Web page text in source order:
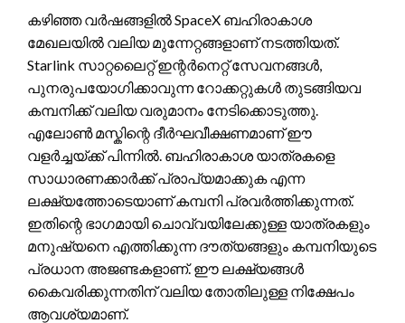
കഴിഞ്ഞ വർഷങ്ങളിൽ SpaceX ബഹിരാകാശ
മേഖലയിൽ വലിയ മുന്നേറ്റങ്ങളാണ് നടത്തിയത്.
Starlink സാറ്റലൈറ്റ് ഇന്റർനെറ്റ് സേവനങ്ങൾ,
പുനരുപയോഗിക്കാവുന്ന റോക്കറ്റുകൾ തുടങ്ങിയവ
കമ്പനിക്ക് വലിയ വരുമാനം നേടിക്കൊടുത്തു.
എലോൺ മസ്കിന്റെ ദീർഘവീക്ഷണമാണ് ഈ
വളർച്ചയ്ക്ക് പിന്നിൽ. ബഹിരാകാശ യാത്രകളെ
സാധാരണക്കാർക്ക് പ്രാപ്യമാക്കുക എന്ന
ലക്ഷ്യത്തോടെയാണ് കമ്പനി പ്രവർത്തിക്കുന്നത്.
ഇതിന്റെ ഭാഗമായി ചൊവ്വയിലേക്കുള്ള യാത്രകളും
മനുഷ്യനെ എത്തിക്കുന്ന ദൗത്യങ്ങളും കമ്പനിയുടെ
പ്രധാന അജണ്ടകളാണ്. ഈ ലക്ഷ്യങ്ങൾ
കൈവരിക്കുന്നതിന് വലിയ തോതിലുള്ള നിക്ഷേപം
ആവശ്യമാണ്.